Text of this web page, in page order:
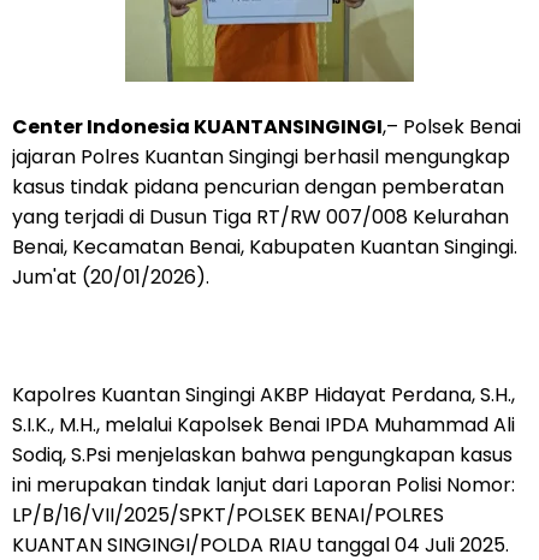
Center Indonesia KUANTANSINGINGI,– Polsek Benai
jajaran Polres Kuantan Singingi berhasil mengungkap
kasus tindak pidana pencurian dengan pemberatan
yang terjadi di Dusun Tiga RT/RW 007/008 Kelurahan
Benai, Kecamatan Benai, Kabupaten Kuantan Singingi.
Jum'at (20/01/2026).
Kapolres Kuantan Singingi AKBP Hidayat Perdana, S.H.,
S.I.K., M.H., melalui Kapolsek Benai IPDA Muhammad Ali
Sodiq, S.Psi menjelaskan bahwa pengungkapan kasus
ini merupakan tindak lanjut dari Laporan Polisi Nomor:
LP/B/16/VII/2025/SPKT/POLSEK BENAI/POLRES
KUANTAN SINGINGI/POLDA RIAU tanggal 04 Juli 2025.